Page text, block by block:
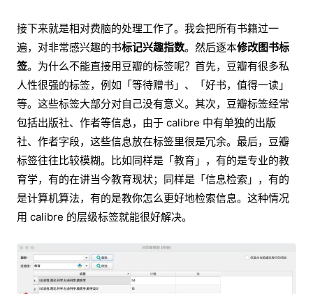
接下来就是相对费脑的处理工作了。我会把所有书籍过一
遍，对非常感兴趣的书标记兴趣指数。然后逐本修改图书标
签。为什么不能直接用豆瓣的标签呢？首先，豆瓣有很多私
人性很强的标签，例如「等待赠书」、「好书，值得一读」
等。这些标签大部分对自己没有意义。其次，豆瓣标签经常
包括出版社、作者等信息，由于 calibre 中有单独的出版
社、作者字段，这些信息放在标签里很是冗余。最后，豆瓣
标签往往比较模糊。比如同样是「教育」，有的是专业的教
育学，有的在讲当今教育现状；同样是「信息检索」，有的
是计算机算法，有的是教你怎么更好地检索信息。这种情况
用 calibre 的层级标签就能很好解决。